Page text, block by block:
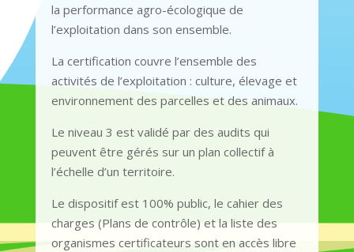
la performance agro-écologique de
l’exploitation dans son ensemble.
La certification couvre l’ensemble des
activités de l’exploitation : culture, élevage et
environnement des parcelles et des animaux.
Le niveau 3 est validé par des audits qui
peuvent être gérés sur un plan collectif à
l’échelle d’un territoire.
Le dispositif est 100% public, le cahier des
charges (Plans de contrôle) et la liste des
organismes certificateurs sont en accès libre